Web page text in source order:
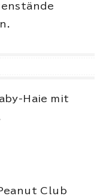
Haie mit
Club